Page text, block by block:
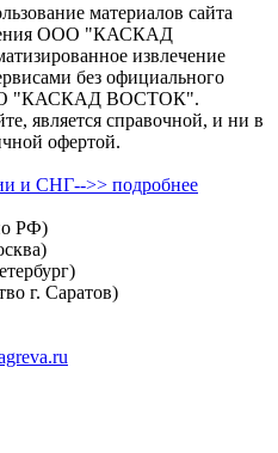
материалов сайта
ООО "КАСКАД
извлечение
без официального
"КАСКАД ВОСТОК".
является справочной, и ни в
офертой.
и СНГ-->> подробнее
РФ)
г. Саратов)